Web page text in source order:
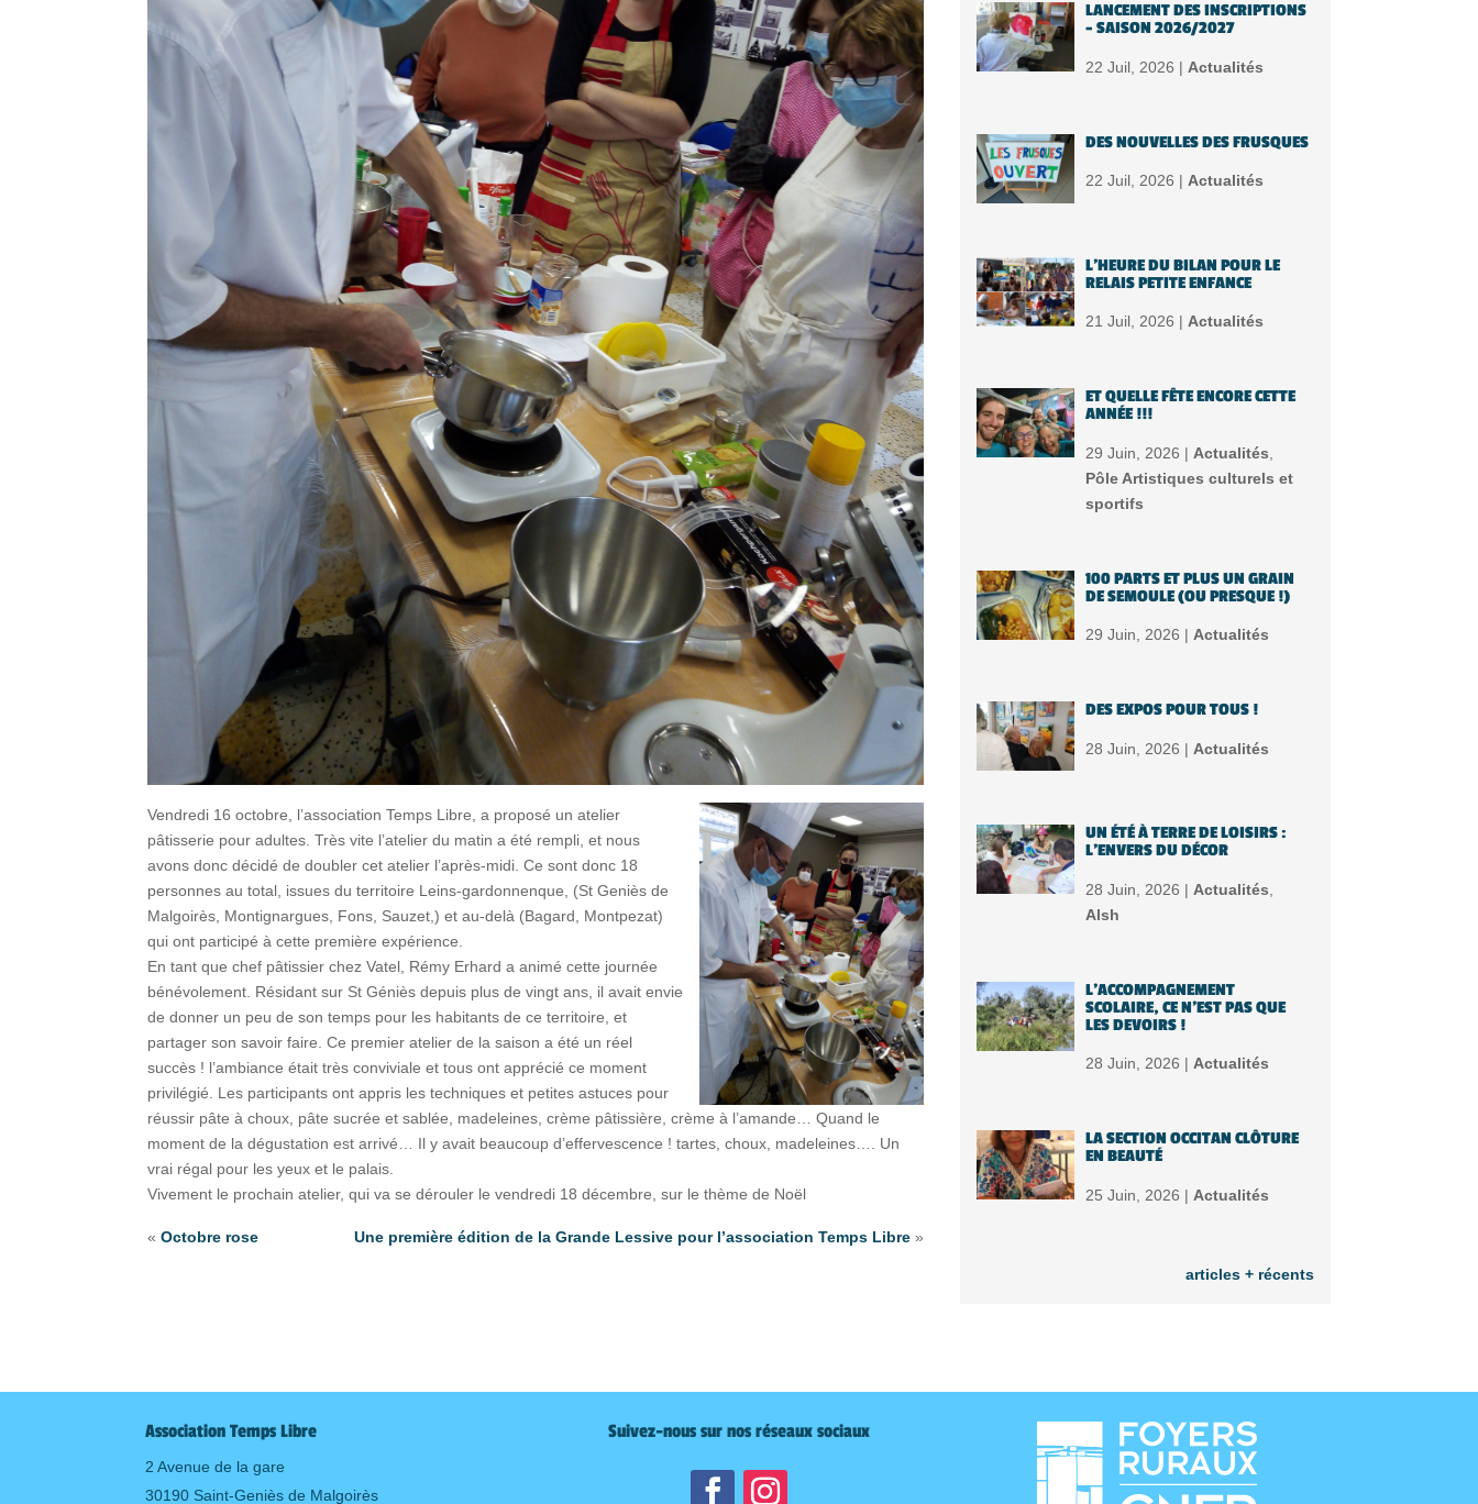
Vendredi 16 octobre, l’association Temps Libre, a proposé un atelier
pâtisserie pour adultes. Très vite l’atelier du matin a été rempli, et nous
avons donc décidé de doubler cet atelier l’après-midi. Ce sont donc 18
personnes au total, issues du territoire Leins-gardonnenque, (St Geniès de
Malgoirès, Montignargues, Fons, Sauzet,) et au-delà (Bagard, Montpezat)
qui ont participé à cette première expérience.
En tant que chef pâtissier chez Vatel, Rémy Erhard a animé cette journée
bénévolement. Résidant sur St Géniès depuis plus de vingt ans, il avait envie
de donner un peu de son temps pour les habitants de ce territoire, et
partager son savoir faire. Ce premier atelier de la saison a été un réel
succès ! l’ambiance était très conviviale et tous ont apprécié ce moment
privilégié. Les participants ont appris les techniques et petites astuces pour
réussir pâte à choux, pâte sucrée et sablée, madeleines, crème pâtissière, crème à l’amande… Quand le
moment de la dégustation est arrivé… Il y avait beaucoup d’effervescence ! tartes, choux, madeleines…. Un
vrai régal pour les yeux et le palais.
Vivement le prochain atelier, qui va se dérouler le vendredi 18 décembre, sur le thème de Noël
«Octobre rose Une première édition de la Grande Lessive pour l’association Temps Libre »
LANCEMENT DES INSCRIPTIONS
– SAISON 2026/2027
22 Juil, 2026 | Actualités
DES NOUVELLES DES FRUSQUES
22 Juil, 2026 | Actualités
L’HEURE DU BILAN POUR LE
RELAIS PETITE ENFANCE
21 Juil, 2026 | Actualités
ET QUELLE FÊTE ENCORE CETTE
ANNÉE !!!
29 Juin, 2026 | Actualités
Pôle Artistiques culturels et
sportifs
100 PARTS ET PLUS UN GRAIN
DE SEMOULE (OU PRESQUE !)
29 Juin, 2026 | Actualités
DES EXPOS POUR TOUS !
28 Juin, 2026 | Actualités
UN ÉTÉ À TERRE DE LOISIRS :
L’ENVERS DU DÉCOR
28 Juin, 2026 | Actualités
Alsh
L’ACCOMPAGNEMENT
SCOLAIRE, CE N’EST PAS QUE
LES DEVOIRS !
28 Juin, 2026 | Actualités
LA SECTION OCCITAN CLÔTURE
EN BEAUTÉ
25 Juin, 2026 | Actualités
articles + récents
Association Temps Libre
2 Avenue de la gare
30190 Saint-Geniès de Malgoirès
Suivez-nous sur nos réseaux sociaux